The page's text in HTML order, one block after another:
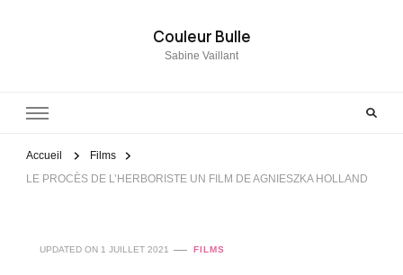
Couleur Bulle
Sabine Vaillant
Accueil
Films
LE PROCÈS DE L’HERBORISTE UN FILM DE AGNIESZKA HOLLAND
UPDATED ON 1 JUILLET 2021 FILMS